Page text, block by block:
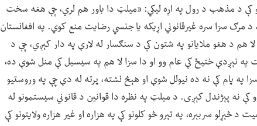
په سزا ورکولو کې د مذهب د رول په اړه لیکي: «میلټ دا باور هم لري، چې هغه سخت
د مرګ سزا سره غیرقانوني اړیکه یا جنسي رضایت منع کوي. په افغانستان
د هغو ملایانو په شتون کې د سنګسار له لارې په دار کېږي، چې د
نېږدې ختیځ کې عام وو او دا سزا لا هم په سیسیل کې منل شوې ده،
په پام کې نه ده نیولل شوې او هېڅ نشته، پرته له دې چې په وروستیو
کې نه پېژندل کېږی. د میلټ په نظره دا قوانین د قانوني سیستمونو له
سربېره، په تېرو څو کلونو کې په هزاره او غیر هزاره ولایتونو کې